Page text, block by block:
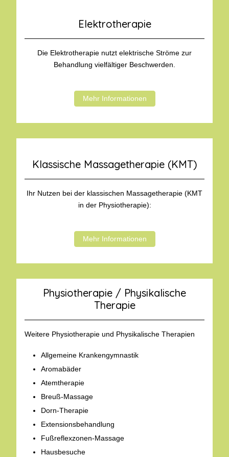
Elektrotherapie
Die Elektrotherapie nutzt elektrische Ströme zur
Behandlung vielfältiger Beschwerden.
Mehr Informationen
Klassische Massagetherapie (KMT)
Ihr Nutzen bei der klassischen Massagetherapie (KMT
in der Physiotherapie):
Mehr Informationen
Physiotherapie / Physikalische
Therapie
Weitere Physiotherapie und Physikalische Therapien
Allgemeine Krankengymnastik
Aromabäder
Atemtherapie
Breuß-Massage
Dorn-Therapie
Extensionsbehandlung
Fußreflexzonen-Massage
Hausbesuche